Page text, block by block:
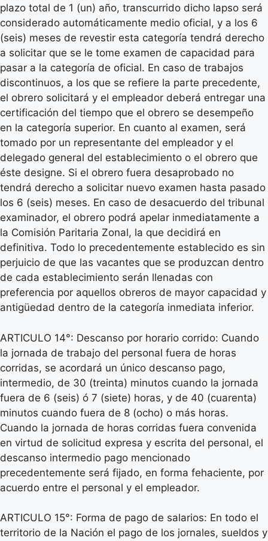
plazo total de 1 (un) año, transcurrido dicho lapso será
considerado automáticamente medio oficial, y a los 6
(seis) meses de revestir esta categoría tendrá derecho
a solicitar que se le tome examen de capacidad para
pasar a la categoría de oficial. En caso de trabajos
discontinuos, a los que se refiere la parte precedente,
el obrero solicitará y el empleador deberá entregar una
certificación del tiempo que el obrero se desempeño
en la categoría superior. En cuanto al examen, será
tomado por un representante del empleador y el
delegado general del establecimiento o el obrero que
éste designe. Si el obrero fuera desaprobado no
tendrá derecho a solicitar nuevo examen hasta pasado
los 6 (seis) meses. En caso de desacuerdo del tribunal
examinador, el obrero podrá apelar inmediatamente a
la Comisión Paritaria Zonal, la que decidirá en
definitiva. Todo lo precedentemente establecido es sin
perjuicio de que las vacantes que se produzcan dentro
de cada establecimiento serán llenadas con
preferencia por aquellos obreros de mayor capacidad y
antigüedad dentro de la categoría inmediata inferior.
ARTICULO 14°: Descanso por horario corrido: Cuando
la jornada de trabajo del personal fuera de horas
corridas, se acordará un único descanso pago,
intermedio, de 30 (treinta) minutos cuando la jornada
fuera de 6 (seis) ó 7 (siete) horas, y de 40 (cuarenta)
minutos cuando fuera de 8 (ocho) o más horas.
Cuando la jornada de horas corridas fuera convenida
en virtud de solicitud expresa y escrita del personal, el
descanso intermedio pago mencionado
precedentemente será fijado, en forma fehaciente, por
acuerdo entre el personal y el empleador.
ARTICULO 15°: Forma de pago de salarios: En todo el
territorio de la Nación el pago de los jornales, sueldos y